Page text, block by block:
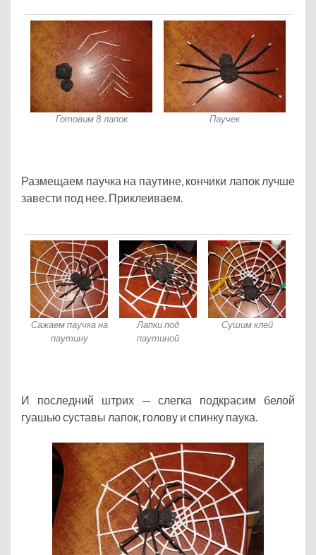
Готовим 8 лапок Паучек
Размещаем паучка на паутине, кончики лапок лучше
завести под нее. Приклеиваем.
Сажаем паучка на
паутину
Лапки под
паутиной
Сушим клей
И последний штрих — слегка подкрасим белой
гуашью суставы лапок, голову и спинку паука.